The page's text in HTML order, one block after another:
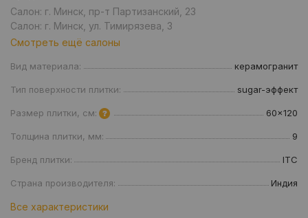
Салон: г. Минск, пр-т Партизанский, 23
Салон: г. Минск, ул. Тимирязева, 3
Смотреть ещё салоны
Вид материала: керамогранит
Тип поверхности плитки: sugar-эффект
Размер плитки, см: 60x120
Толщина плитки, мм: 9
Бренд плитки: ITC
Страна производителя: Индия
Все характеристики